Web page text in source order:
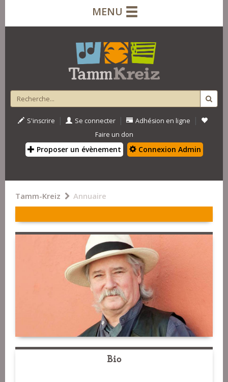
MENU
S'inscrire | Se connecter | Adhésion en ligne |
Faire un don
Proposer un évènement Connexion Admin
Tamm-Kreiz Annuaire
Bio